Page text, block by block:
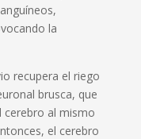
la
recupera el riego
brusca, que
cerebro al mismo
el cerebro